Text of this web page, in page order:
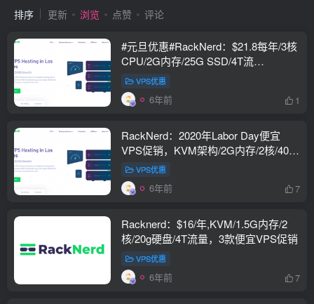
排序 更新 浏览 点赞 评论
#元旦优惠#RackNerd：$21.8每年/3核
CPU/2G内存/25G SSD/4T流
量/1Gbps/1个IP/KVM
VPS优惠
6年前 1
RackNerd：2020年Labor Day便宜
VPS促销，KVM架构/2G内存/2核/40g
硬盘/5T流量,20美元/年
VPS优惠
6年前 7
Racknerd：$16/年,KVM/1.5G内存/2
核/20g硬盘/4T流量，3款便宜VPS促销
VPS优惠
6年前 7